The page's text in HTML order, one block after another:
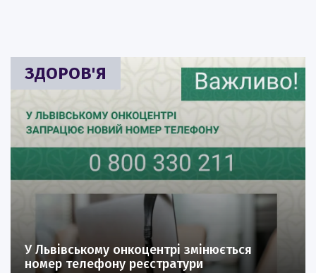
ЗДОРОВ'Я
У Львівському онкоцентрі змінюється
номер телефону реєстратури